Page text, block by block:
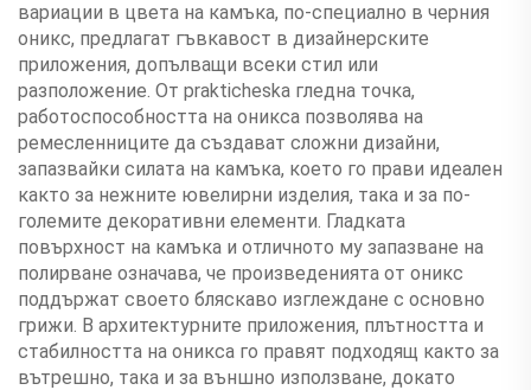
вариации в цвета на камъка, по-специално в черния
оникс, предлагат гъвкавост в дизайнерските
приложения, допълващи всеки стил или
разположение. От prakticheska гледна точка,
работоспособността на оникса позволява на
ремесленниците да създават сложни дизайни,
запазвайки силата на камъка, което го прави идеален
както за нежните ювелирни изделия, така и за по-
големите декоративни елементи. Гладката
повърхност на камъка и отличното му запазване на
полирване означава, че произведенията от оникс
поддържат своето бляскаво изглеждане с основно
грижи. В архитектурните приложения, плътността и
стабилността на оникса го правят подходящ както за
вътрешно, така и за външно използване, докато